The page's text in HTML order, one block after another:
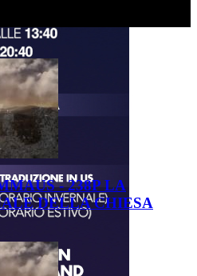
- 238P LA
DELLA CHIESA